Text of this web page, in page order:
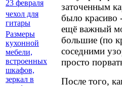
заточенным
было красиво
ещё важный
большие (по
соседними
просто
После того,
23 февраля
чехол для
гитары
Размеры
кухонной
мебели,
встроенных
шкафов,
зеркал в